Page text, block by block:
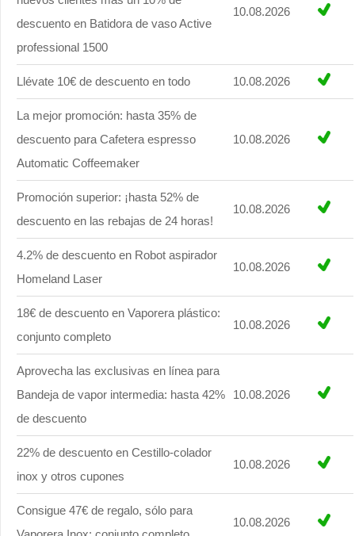
descuento en Batidora de vaso Active
professional 1500
10.08.2026
Llévate 10€ de descuento en todo 10.08.2026
La mejor promoción: hasta 35% de
descuento para Cafetera espresso
Automatic Coffeemaker
10.08.2026
Promoción superior: ¡hasta 52% de
descuento en las rebajas de 24 horas!
10.08.2026
4.2% de descuento en Robot aspirador
Homeland Laser
10.08.2026
18€ de descuento en Vaporera plástico:
conjunto completo
10.08.2026
Aprovecha las exclusivas en línea para
Bandeja de vapor intermedia: hasta 42%
de descuento
10.08.2026
22% de descuento en Cestillo-colador
inox y otros cupones
10.08.2026
Consigue 47€ de regalo, sólo para
10.08.2026